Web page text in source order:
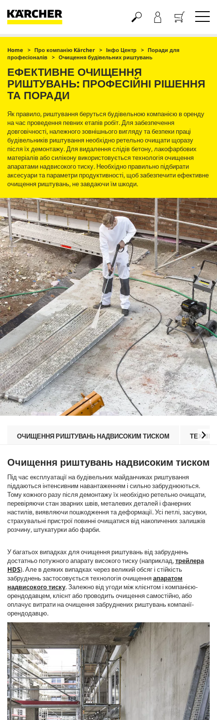
Кошик
Home Про компанію Kärcher Інфо Центр
Поради для
професіоналів
Очищення будівельних риштувань
ЕФЕКТИВНЕ ОЧИЩЕННЯ
РИШТУВАНЬ: ПРОФЕСІЙНІ РІШЕННЯ
ТА ПОРАДИ
Як правило, риштування беруться будівельною компанією в оренду
на час проведення певних етапів робіт. Для забезпечення
довговічності, належного зовнішнього вигляду та безпеки праці
будівельників риштування необхідно ретельно очищати щоразу
після їх демонтажу. Для видалення слідів бетону, лакофарбових
матеріалів або силікону використовується технологія очищення
апаратами надвисокого тиску. Необхідно правильно підбирати
аксесуари та параметри продуктивності, щоб забезпечити ефективне
очищення риштувань, не завдаючи їм шкоди.
ОЧИЩЕННЯ РИШТУВАНЬ НАДВИСОКИМ ТИСКОМ
Очищення риштувань надвисоким тиском
Під час експлуатації на будівельних майданчиках риштування
піддаються інтенсивним навантаженням і сильно забруднюються.
Тому кожного разу після демонтажу їх необхідно ретельно очищати,
перевіряючи стан зварних швів, металевих деталей і фанерних
настилів, виявляючи пошкодження та деформації. Усі петлі, засувки,
страхувальні пристрої повинні очищатися від накопичених залишків
розчину, штукатурки або фарби.
У багатьох випадках для очищення риштувань від забруднень
достатньо потужного апарату високого тиску (наприклад,трейлера
HDS). Але в деяких випадках через великий обсяг і стійкість
забруднень застосовується технологія очищенняапаратом
надвисокого тиску. Залежно від угоди між клієнтом і компанією-
орендодавцем, клієнт або проводить очищення самостійно, або
оплачує витрати на очищення забруднених риштувань компанії-
орендодавцю.